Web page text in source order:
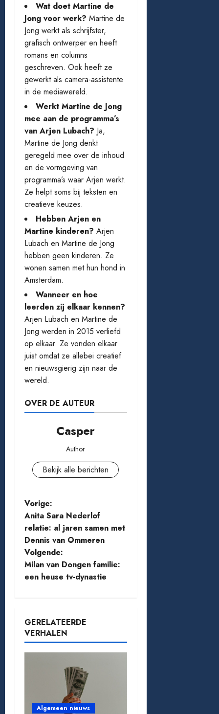
Wat doet Martine de
Jong voor werk? Martine de
Jong werkt als schrijfster,
grafisch ontwerper en heeft
romans en columns
geschreven. Ook heeft ze
gewerkt als camera-assistente
in de mediawereld.
Werkt Martine de Jong
mee aan de programma’s
van Arjen Lubach? Ja,
Martine de Jong denkt
geregeld mee over de inhoud
en de vormgeving van
programma’s waar Arjen werkt.
Ze helpt soms bij teksten en
creatieve keuzes.
Hebben Arjen en
Martine kinderen? Arjen
Lubach en Martine de Jong
hebben geen kinderen. Ze
wonen samen met hun hond in
Amsterdam.
Wanneer en hoe
leerden zij elkaar kennen?
Arjen Lubach en Martine de
Jong werden in 2015 verliefd
op elkaar. Ze vonden elkaar
juist omdat ze allebei creatief
en nieuwsgierig zijn naar de
wereld.
OVER DE AUTEUR
Casper
Author
Bekijk alle berichten
B
e
r
i
t
n
Vorige:
Anita Sara Nederlof
relatie: al jaren samen met
Dennis van Ommeren
Volgende:
Milan van Dongen familie:
een heuse tv-dynastie
GERELATEERDE
VERHALEN
Algemeen nieuws